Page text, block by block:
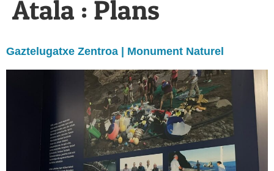
Atala : Plans
Gaztelugatxe Zentroa | Monument Naturel